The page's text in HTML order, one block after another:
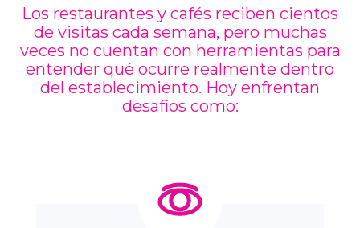
Los restaurantes y cafés reciben cientos
de visitas cada semana, pero muchas
veces no cuentan con herramientas para
entender qué ocurre realmente dentro
del establecimiento. Hoy enfrentan
desafíos como: